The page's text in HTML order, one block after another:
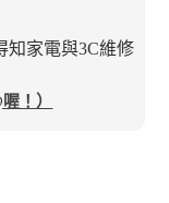
！）